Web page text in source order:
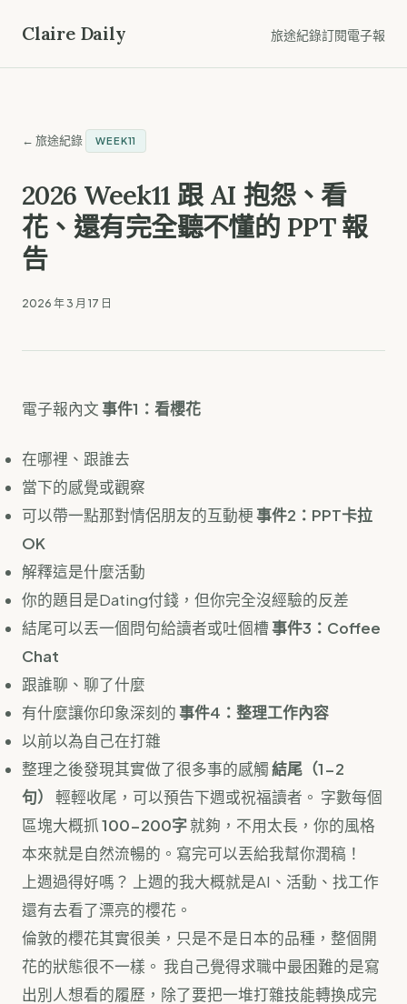
Claire Daily 旅途紀錄訂閱電子報
← 旅途紀錄 WEEK11
2026 Week11 跟 AI 抱怨、看
花、還有完全聽不懂的 PPT 報
告
2026 年 3 月 17 日
電子報內文事件1：看櫻花
在哪裡、跟誰去
當下的感覺或觀察
可以帶一點那對情侶朋友的互動梗事件2：PPT卡拉
OK
解釋這是什麼活動
你的題目是Dating付錢，但你完全沒經驗的反差
結尾可以丟一個問句給讀者或吐個槽事件3：Coffee
Chat
跟誰聊、聊了什麼
有什麼讓你印象深刻的事件4：整理工作內容
以前以為自己在打雜
整理之後發現其實做了很多事的感觸結尾（1-2
句）
輕輕收尾，可以預告下週或祝福讀者。 字數每個
區塊大概抓100-200字就夠，不用太長，你的風格
本來就是自然流暢的。寫完可以丟給我幫你潤稿！
上週過得好嗎？ 上週的我大概就是AI、活動、找工作
還有去看了漂亮的櫻花。
倫敦的櫻花其實很美，只是不是日本的品種，整個開
花的狀態很不一樣。 我自己覺得求職中最困難的是寫
出別人想看的履歷，除了要把一堆打雜技能轉換成完